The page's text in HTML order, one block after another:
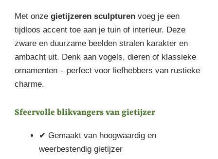
Met onze gietijzeren sculpturen voeg je een
tijdloos accent toe aan je tuin of interieur. Deze
zware en duurzame beelden stralen karakter en
ambacht uit. Denk aan vogels, dieren of klassieke
ornamenten – perfect voor liefhebbers van rustieke
charme.
Sfeervolle blikvangers van gietijzer
✔ Gemaakt van hoogwaardig en
weerbestendig gietijzer